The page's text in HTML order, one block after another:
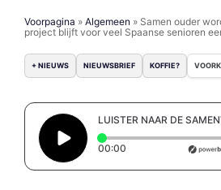
Voorpagina » Algemeen » Samen ouder
project blijft voor veel Spaanse senioren
+ NIEUWS NIEUWSBRIEF KOFFIE?
LUISTER NAAR DE
00:00 Elapsed time: 0